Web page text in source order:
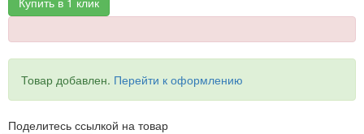
Товар добавлен. Перейти к оформлению
Поделитесь ссылкой на товар